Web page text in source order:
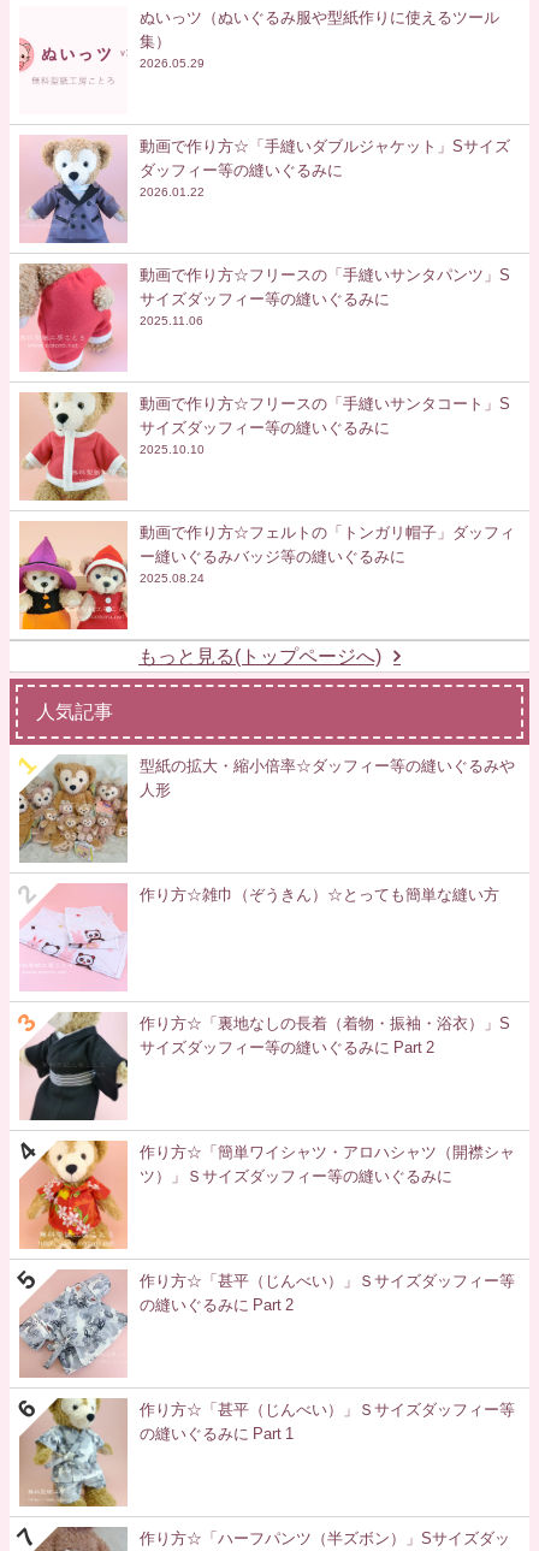
ぬいっツ（ぬいぐるみ服や型紙作りに使えるツール
集）
2026.05.29
動画で作り方☆「手縫いダブルジャケット」Sサイズ
ダッフィー等の縫いぐるみに
2026.01.22
動画で作り方☆フリースの「手縫いサンタパンツ」S
サイズダッフィー等の縫いぐるみに
2025.11.06
動画で作り方☆フリースの「手縫いサンタコート」S
サイズダッフィー等の縫いぐるみに
2025.10.10
動画で作り方☆フェルトの「トンガリ帽子」ダッフィ
ー縫いぐるみバッジ等の縫いぐるみに
2025.08.24
もっと見る(トップページへ)
人気記事
型紙の拡大・縮小倍率☆ダッフィー等の縫いぐるみや
人形
作り方☆雑巾（ぞうきん）☆とっても簡単な縫い方
作り方☆「裏地なしの長着（着物・振袖・浴衣）」S
サイズダッフィー等の縫いぐるみに Part 2
作り方☆「簡単ワイシャツ・アロハシャツ（開襟シャ
ツ）」Ｓサイズダッフィー等の縫いぐるみに
作り方☆「甚平（じんべい）」Ｓサイズダッフィー等
の縫いぐるみに Part 2
作り方☆「甚平（じんべい）」Ｓサイズダッフィー等
の縫いぐるみに Part 1
作り方☆「ハーフパンツ（半ズボン）」Sサイズダッ